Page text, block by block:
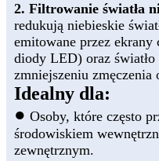
2. Filtrowanie światła
redukują niebieskie
emitowane przez
diody LED) oraz światło
zmniejszeniu
Idealny dla:
● Osoby, które często
środowiskiem
zewnętrznym.